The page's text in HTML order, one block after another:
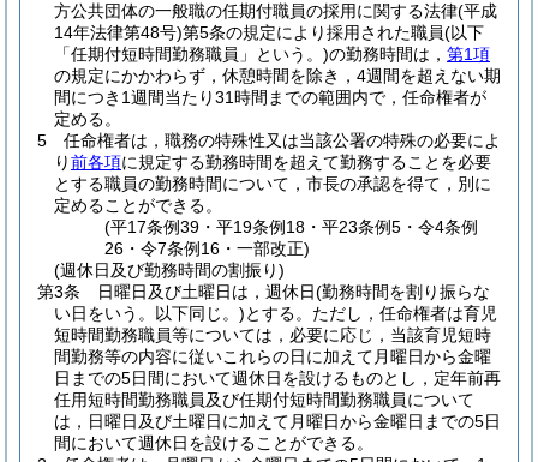
方公共団体の一般職の任期付職員の採用に関する法律(平成
14年法律第48号)第5条の規定により採用された職員(以下
「任期付短時間勤務職員」という。)の勤務時間は， 第1項
の規定にかかわらず，休憩時間を除き，4週間を超えない期
間につき1週間当たり31時間までの範囲内で，任命権者が
定める。
5
任命権者は，職務の特殊性又は当該公署の特殊の必要によ
り前各項に規定する勤務時間を超えて勤務することを必要
とする職員の勤務時間について，市長の承認を得て，別に
定めることができる。
(平17条例39・平19条例18・平23条例5・令4条例
26・令7条例16・一部改正)
(週休日及び勤務時間の割振り)
第3条
日曜日及び土曜日は，週休日(勤務時間を割り振らな
い日をいう。以下同じ。)とする。 ただし，任命権者は育児
短時間勤務職員等については，必要に応じ，当該育児短時
間勤務等の内容に従いこれらの日に加えて月曜日から金曜
日までの5日間において週休日を設けるものとし，定年前再
任用短時間勤務職員及び任期付短時間勤務職員について
は，日曜日及び土曜日に加えて月曜日から金曜日までの5日
間において週休日を設けることができる。